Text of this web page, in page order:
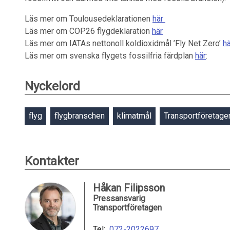
Läs mer om Toulousedeklarationen här
Läs mer om COP26 flygdeklaration här
Läs mer om IATAs nettonoll koldioxidmål ’Fly Net Zero’
Läs mer om svenska flygets fossilfria färdplan här:
Nyckelord
flyg flygbranschen klimatmål
Kontakter
Håkan Filipsson
Pressansvarig
Transportföretagen